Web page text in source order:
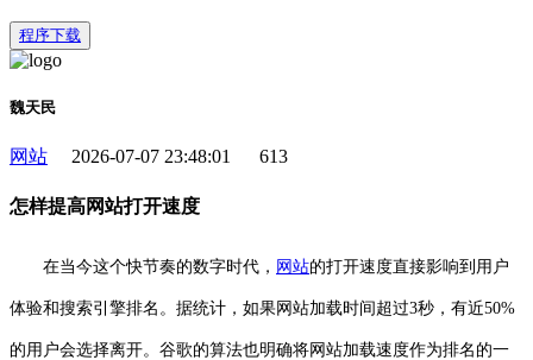
程序下载
魏天民
网站 2026-07-07 23:48:01 613
怎样提高网站打开速度
在当今这个快节奏的数字时代， 网站的打开速度直接影响到用户
体验和搜索引擎排名。据统计，如果网站加载时间超过3秒，有近50%
的用户会选择离开。谷歌的算法也明确将网站加载速度作为排名的一